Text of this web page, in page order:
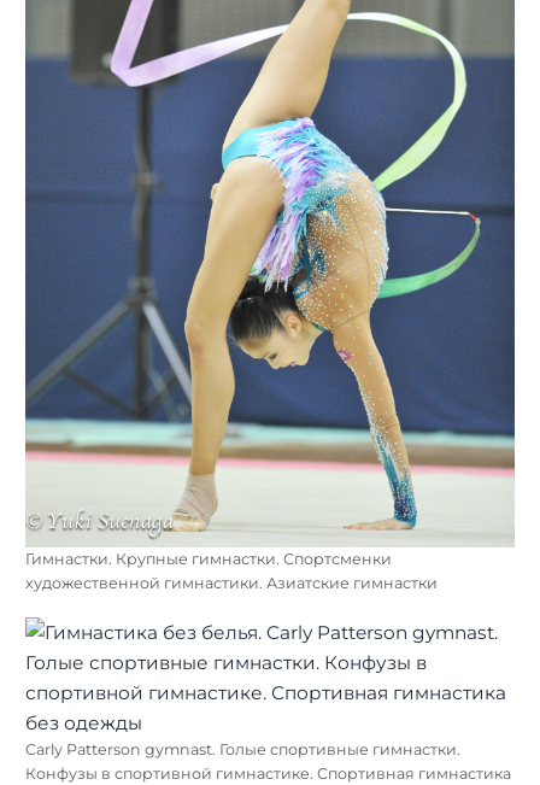
Гимнастки. Крупные гимнастки. Спортсменки
художественной гимнастики. Азиатские гимнастки
Carly Patterson gymnast. Голые спортивные гимнастки.
Конфузы в спортивной гимнастике. Спортивная гимнастика